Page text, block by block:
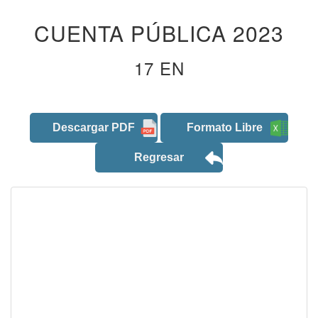
CUENTA PÚBLICA 2023
17 EN